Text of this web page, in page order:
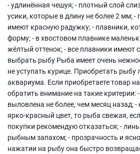
- удлинённая чешуя; - плотный слой
усики, которые в длину не более 2 мм; -
имеют красную радужку; - плавники,
форму; - в хвостовом плавнике
жёлтый оттенок; - все плавники имеют
выбрать рыбу Рыба имеет очень
не уступать курице. Приобретать
аквариума. Если приобретаете товар
обратить внимание на такие
выловлена не более, чем месяц назад;
ярко-красный цвет, то рыба свежая,
покупки рекомендую отказаться; -
рыбным запахом; - прозрачность и
нажатии на рыбу она быстро